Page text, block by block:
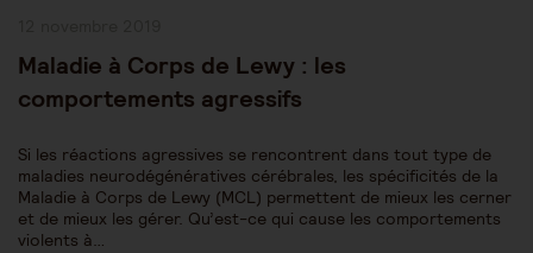
Maladie à Corps de Lewy : les
comportements agressifs
Si les réactions agressives se rencontrent dans tout type de
maladies neurodégénératives cérébrales, les spécificités de la
Maladie à Corps de Lewy (MCL) permettent de mieux les cerner
et de mieux les gérer. Qu’est-ce qui cause les comportements
violents à…